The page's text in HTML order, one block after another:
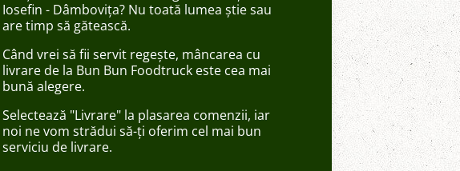
Iosefin - Dâmbovița? Nu toată lumea știe sau
are timp să gătească.
Când vrei să fii servit regește, mâncarea cu
livrare de la Bun Bun Foodtruck este cea mai
bună alegere.
Selectează "Livrare" la plasarea comenzii, iar
noi ne vom strădui să-ți oferim cel mai bun
serviciu de livrare.